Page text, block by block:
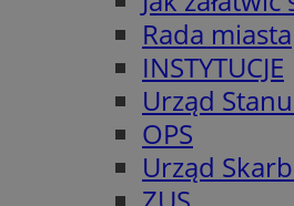
Rada miasta
INSTYTUCJE
Urząd
OPS
Urząd